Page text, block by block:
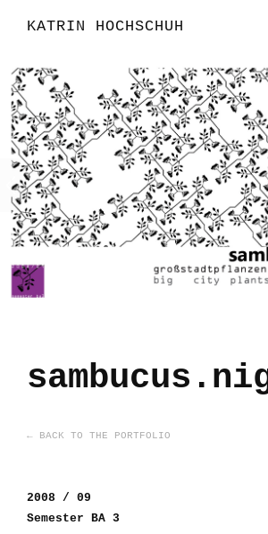
KATRIN HOCHSCHUH
← BACK TO THE PORTFOLIO
2008 / 09
Semester BA 3